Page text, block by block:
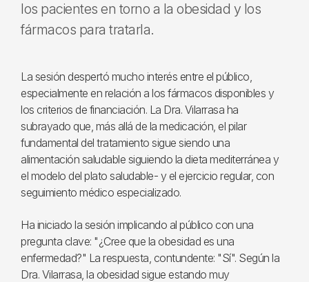
los pacientes en torno a la obesidad y los
fármacos para tratarla.
La sesión despertó mucho interés entre el público,
especialmente en relación a los fármacos disponibles y
los criterios de financiación. La Dra. Vilarrasa ha
subrayado que, más allá de la medicación, el pilar
fundamental del tratamiento sigue siendo una
alimentación saludable siguiendo la dieta mediterránea y
el modelo del plato saludable- y el ejercicio regular, con
seguimiento médico especializado.
Ha iniciado la sesión implicando al público con una
pregunta clave: "¿Cree que la obesidad es una
enfermedad?" La respuesta, contundente: "Sí". Según la
Dra. Vilarrasa, la obesidad sigue estando muy